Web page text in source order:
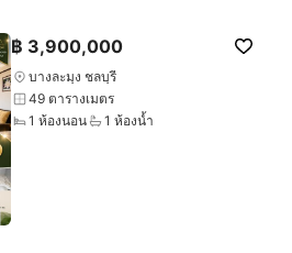
฿ 3,900,000
บางละมุง ชลบุรี
49 ตารางเมตร
1 ห้องนอน
1 ห้องน้ำ